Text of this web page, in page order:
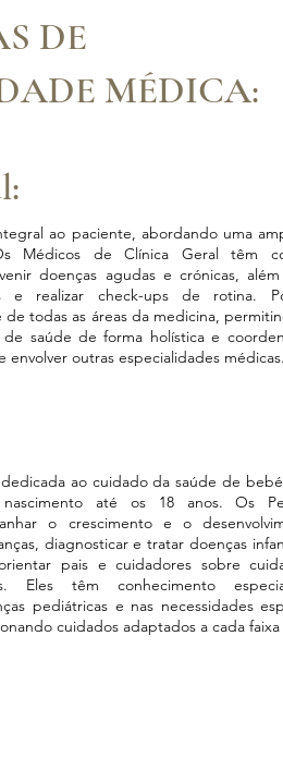
DE
MÉDICA:
ao paciente, abordando uma
Médicos de Clínica Geral têm
doenças agudas e crónicas,
e realizar check-ups de rotina.
todas as áreas da medicina,
saúde de forma holística e
envolver outras especialidades médicas.
ao cuidado da saúde de
até os 18 anos. Os
o crescimento e o
diagnosticar e tratar doenças
pais e cuidadores sobre
Eles têm conhecimento
pediátricas e nas necessidades
cuidados adaptados a cada faixa